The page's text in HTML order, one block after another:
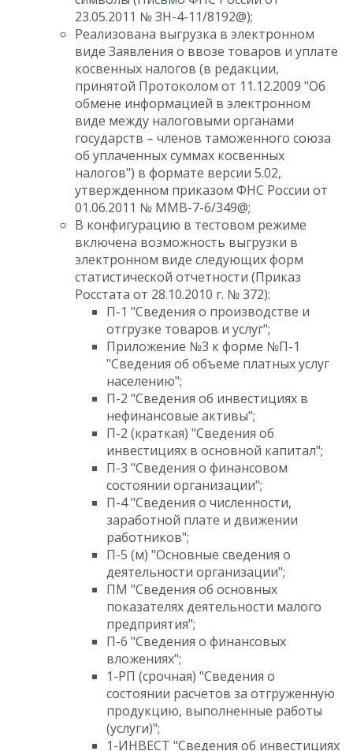
23.05.2011 № ЗН-4-11/8192@);
Реализована выгрузка в электронном
виде Заявления о ввозе товаров и уплате
косвенных налогов (в редакции,
принятой Протоколом от 11.12.2009 "Об
обмене информацией в электронном
виде между налоговыми органами
государств – членов таможенного союза
об уплаченных суммах косвенных
налогов") в формате версии 5.02,
утвержденном приказом ФНС России от
01.06.2011 № ММВ-7-6/349@;
В конфигурацию в тестовом режиме
включена возможность выгрузки в
электронном виде следующих форм
статистической отчетности (Приказ
Росстата от 28.10.2010 г. № 372):
П-1 "Сведения о производстве и
отгрузке товаров и услуг";
Приложение №3 к форме №П-1
"Сведения об объеме платных услуг
населению";
П-2 "Сведения об инвестициях в
нефинансовые активы";
П-2 (краткая) "Сведения об
инвестициях в основной капитал";
П-3 "Сведения о финансовом
состоянии организации";
П-4 "Сведения о численности,
заработной плате и движении
работников";
П-5 (м) "Основные сведения о
деятельности организации";
ПМ "Сведения об основных
показателях деятельности малого
предприятия";
П-6 "Сведения о финансовых
вложениях";
1-РП (срочная) "Сведения о
состоянии расчетов за отгруженную
продукцию, выполненные работы
(услуги)";
1-ИНВЕСТ "Сведения об инвестициях